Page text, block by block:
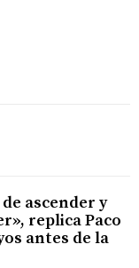
ascender y
replica Paco
antes de la